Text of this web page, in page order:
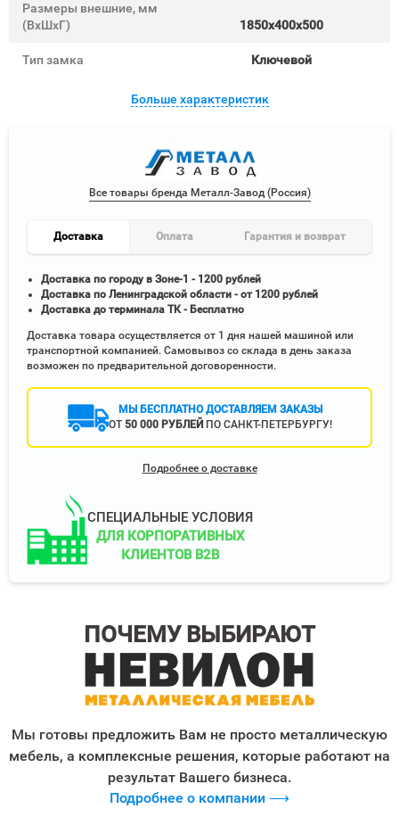
Размеры внешние, мм
(ВхШхГ)
1850x400x500
Тип замка Ключевой
Больше характеристик
Все товары бренда Металл-Завод (Россия)
Доставка Оплата Гарантия и возврат
Доставка по городу в Зоне-1 - 1200 рублей
Доставка по Ленинградской области - от 1200 рублей
Доставка до терминала ТК - Бесплатно
Доставка товара осуществляется от 1 дня нашей машиной или
транспортной компанией. Самовывоз со склада в день заказа
возможен по предварительной договоренности.
МЫ БЕСПЛАТНО ДОСТАВЛЯЕМ ЗАКАЗЫ
ОТ 50 000 РУБЛЕЙ ПО САНКТ-ПЕТЕРБУРГУ!
Подробнее о доставке
СПЕЦИАЛЬНЫЕ УСЛОВИЯ
ДЛЯ КОРПОРАТИВНЫХ
КЛИЕНТОВ B2B
ПОЧЕМУ ВЫБИРАЮТ
Мы готовы предложить Вам не просто металлическую
мебель, а комплексные решения, которые работают на
результат Вашего бизнеса.
Подробнее о компании ⟶